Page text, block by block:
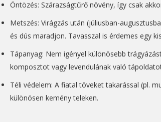
Öntözés: Szárazságtűrő növény, így csak
Metszés: Virágzás után (júliusban-
és dús maradjon. Tavasszal is érdemes egy
Tápanyag: Nem igényel különösebb
komposztot vagy levendulának való
Téli védelem: A fiatal töveket takarással (pl.
különösen kemény teleken.